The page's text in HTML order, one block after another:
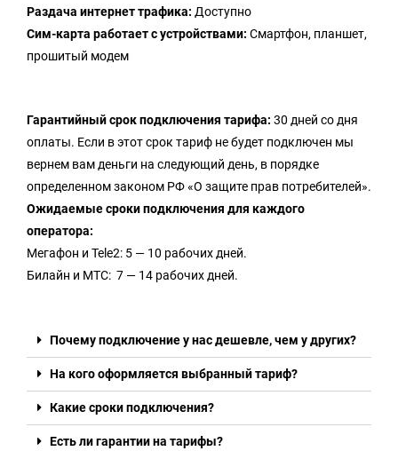
Раздача интернет трафика: Доступно
Сим-карта работает с устройствами: Смартфон, планшет,
прошитый модем
Гарантийный срок подключения тарифа: 30 дней со дня
оплаты. Если в этот срок тариф не будет подключен мы
вернем вам деньги на следующий день, в порядке
определенном законом РФ «О защите прав потребителей».
Ожидаемые сроки подключения для каждого
оператора:
Мегафон и Tele2: 5 — 10 рабочих дней.
Билайн и МТС: 7 — 14 рабочих дней.
Почему подключение у нас дешевле, чем у других?
На кого оформляется выбранный тариф?
Какие сроки подключения?
Есть ли гарантии на тарифы?